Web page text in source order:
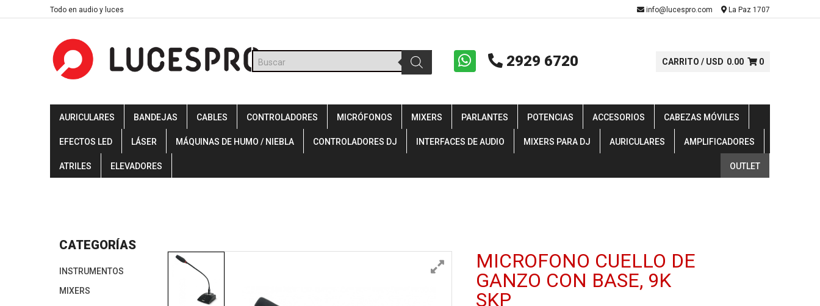
to
Todo en audio y luces info@lucespro.com La Paz 1707
Búsqueda
de
productos
2929 6720 CARRITO / USD 0.00 0
AURICULARES BANDEJAS CABLES CONTROLADORES MICRÓFONOS MIXERS PARLANTES POTENCIAS ACCESORIOS CABEZAS MÓVILES
EFECTOS LED LÁSER MÁQUINAS DE HUMO / NIEBLA CONTROLADORES DJ INTERFACES DE AUDIO MIXERS PARA DJ AURICULARES AMPLIFICADORES
ATRILES ELEVADORES OUTLET
MICROFONO CUELLO DE
GANZO CON BASE, 9K
SKP
CATEGORÍAS
INSTRUMENTOS
MIXERS